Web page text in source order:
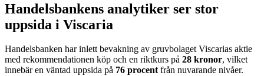
Handelsbankens analytiker ser stor
uppsida i Viscaria
Handelsbanken har inlett bevakning av gruvbolaget Viscarias aktie
med rekommendationen köp och en riktkurs på 28 kronor, vilket
innebär en väntad uppsida på 76 procentfrån nuvarande nivåer.